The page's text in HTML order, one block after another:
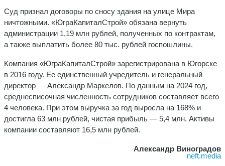
Суд признал договоры по сносу здания на улице Мира
ничтожными. «ЮграКапиталСтрой» обязана вернуть
администрации 1,19 млн рублей, полученных по контрактам,
а также выплатить более 80 тыс. рублей госпошлины.
Компания «ЮграКапиталСтрой» зарегистрирована в Югорске
в 2016 году. Ее единственный учредитель и генеральный
директор — Александр Маркелов. По данным на 2024 год,
среднесписочная численность сотрудников составляет всего
4 человека. При этом выручка за год выросла на 168% и
достигла 63 млн рублей, чистая прибыль — 5,4 млн. Активы
компании составляют 16,5 млн рублей.
Александр Виноградов
neft.media